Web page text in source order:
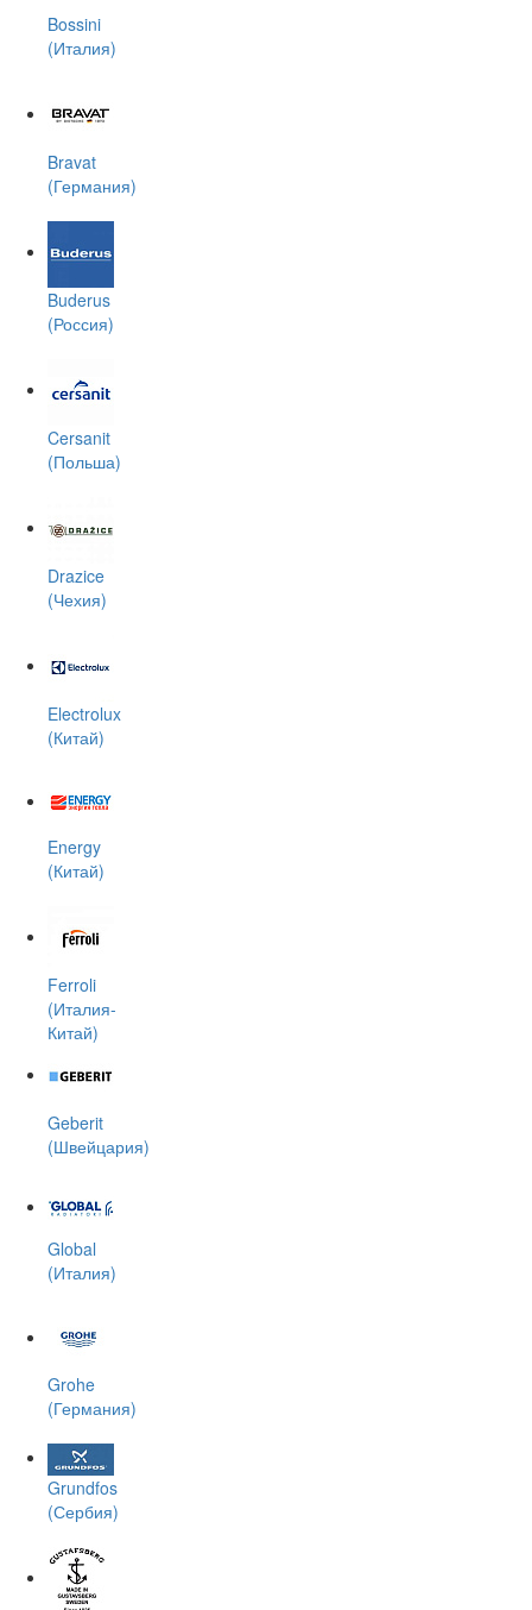
Bossini
(Италия)
Bravat
(Германия)
Buderus
(Россия)
Cersanit
(Польша)
Drazice
(Чехия)
Electrolux
(Китай)
Energy
(Китай)
Ferroli
(Италия-
Китай)
Geberit
(Швейцария)
Global
(Италия)
Grohe
(Германия)
Grundfos
(Сербия)